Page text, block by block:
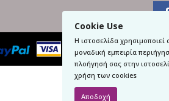
Cookie Use
Η ιστοσελίδα χρησιμοποιεί
μοναδική εμπειρία
πλοήγησή σας στην
χρήση των cookies
Αποδοχή